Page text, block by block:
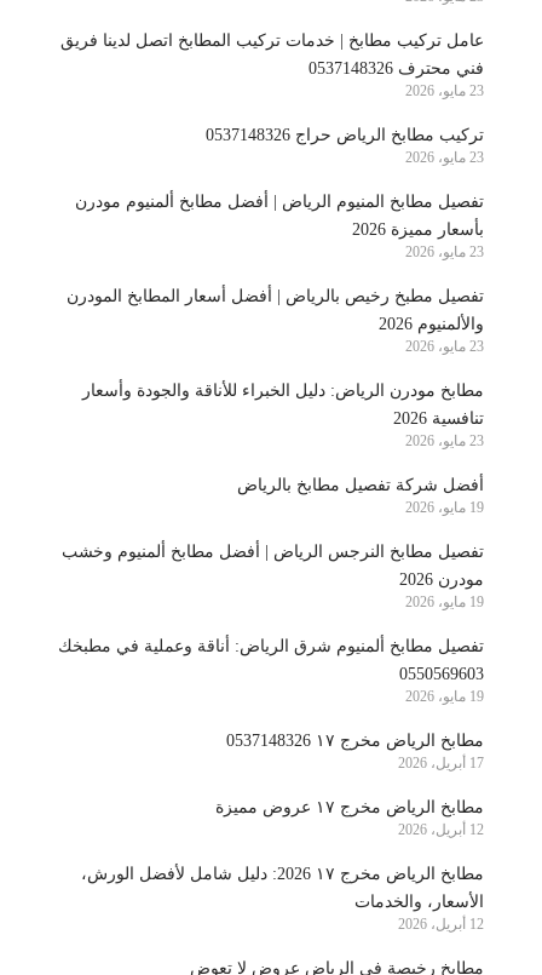
عامل تركيب مطابخ | خدمات تركيب المطابخ اتصل لدينا فريق
فني محترف 0537148326
23 مايو، 2026
تركيب مطابخ الرياض حراج 0537148326
23 مايو، 2026
تفصيل مطابخ المنيوم الرياض | أفضل مطابخ ألمنيوم مودرن
بأسعار مميزة 2026
23 مايو، 2026
تفصيل مطبخ رخيص بالرياض | أفضل أسعار المطابخ المودرن
والألمنيوم 2026
23 مايو، 2026
مطابخ مودرن الرياض: دليل الخبراء للأناقة والجودة وأسعار
تنافسية 2026
23 مايو، 2026
أفضل شركة تفصيل مطابخ بالرياض
19 مايو، 2026
تفصيل مطابخ النرجس الرياض | أفضل مطابخ ألمنيوم وخشب
مودرن 2026
19 مايو، 2026
تفصيل مطابخ ألمنيوم شرق الرياض: أناقة وعملية في مطبخك
0550569603
19 مايو، 2026
مطابخ الرياض مخرج ١٧ 0537148326
17 أبريل، 2026
مطابخ الرياض مخرج ١٧ عروض مميزة
12 أبريل، 2026
مطابخ الرياض مخرج ١٧ 2026: دليل شامل لأفضل الورش،
الأسعار، والخدمات
12 أبريل، 2026
مطابخ رخيصة في الرياض عروض لا تعوض